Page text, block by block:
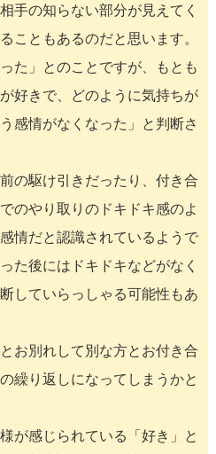
手の知らない部分が見えてく
こともあるのだと思います。
た」とのことですが、もとも
好きで、どのように気持ちが
感情がなくなった」と判断さ
の駆け引きだったり、付き合
のやり取りのドキドキ感のよ
情だと認識されているようで
た後にはドキドキなどがなく
していらっしゃる可能性もあ
お別れして別な方とお付き合
繰り返しになってしまうかと
が感じられている「好き」と